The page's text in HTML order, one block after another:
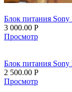
Блок питания
3 000.00 Р
Просмотр
Блок питания
2 500.00 Р
Просмотр